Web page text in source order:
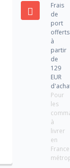
Frais
de
port
offerts
à
partir
de
129
EUR
Pour
les
à
livrer
en
France